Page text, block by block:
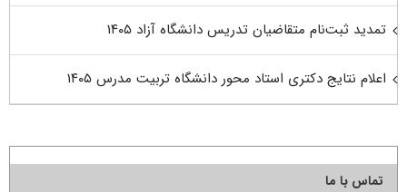
تمدید ثبت‌نام متقاضیان تدریس دانشگاه آزاد ۱۴۰۵
اعلام نتایج دکتری استاد محور دانشگاه تربیت مدرس ۱۴۰۵
تماس با ما